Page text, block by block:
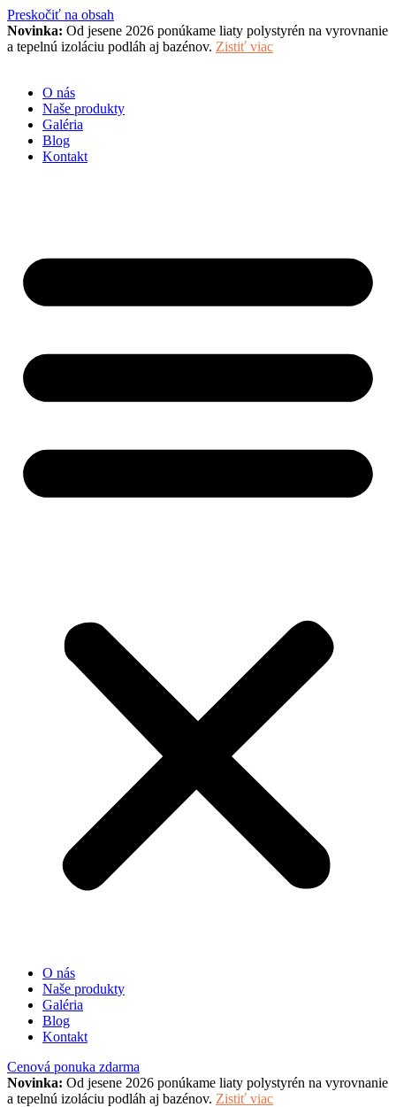
Preskočiť na obsah
Novinka: Od jesene 2026 ponúkame liaty polystyrén na vyrovnanie
a tepelnú izoláciu podláh aj bazénov. Zistiť viac
O nás
Naše produkty
Galéria
Blog
Kontakt
O nás
Naše produkty
Galéria
Blog
Kontakt
Cenová ponuka zdarma
Novinka: Od jesene 2026 ponúkame liaty polystyrén na vyrovnanie
a tepelnú izoláciu podláh aj bazénov. Zistiť viac